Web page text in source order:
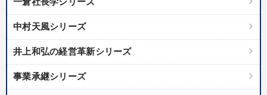
中村天風シリーズ
井上和弘の経営革新シリーズ
事業承継シリーズ